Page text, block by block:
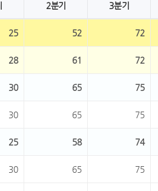
2분기 3분기
25 52 72
28 61 72
30 65 75
30 65 75
25 58 74
30 65 75